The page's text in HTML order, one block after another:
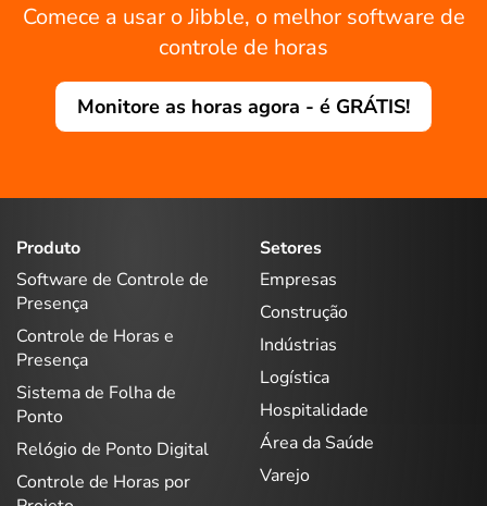
Comece a usar o Jibble, o melhor software de
controle de horas
Monitore as horas agora - é GRÁTIS!
Produto
Software de Controle de
Presença
Controle de Horas e
Presença
Sistema de Folha de
Ponto
Relógio de Ponto Digital
Controle de Horas por
Setores
Empresas
Construção
Indústrias
Logística
Hospitalidade
Área da Saúde
Varejo